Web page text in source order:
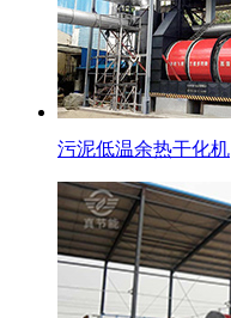
污泥低温余热干化机